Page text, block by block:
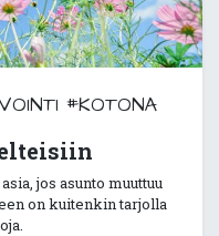
#KOTONA
jos asunto muuttuu
on kuitenkin tarjolla